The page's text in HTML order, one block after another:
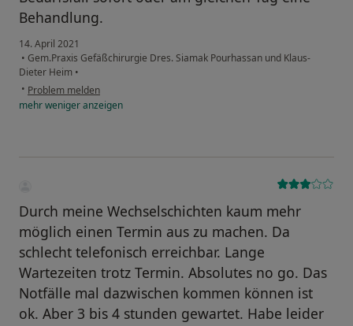
Behandlung.
14. April 2021
• Gem.Praxis Gefäßchirurgie Dres. Siamak Pourhassan und Klaus-
Dieter Heim •
• Problem melden
mehrwenigeranzeigen
Durch meine Wechselschichten kaum mehr
möglich einen Termin aus zu machen. Da
schlecht telefonisch erreichbar. Lange
Wartezeiten trotz Termin. Absolutes no go. Das
Notfälle mal dazwischen kommen können ist
ok. Aber 3 bis 4 stunden gewartet. Habe leider